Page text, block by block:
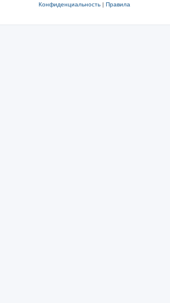
Конфиденциальность| Правила